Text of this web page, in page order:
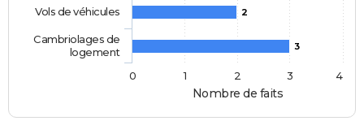
Nombre de faits
2
3
Vols de véhicules
Cambriolages de
logement
0
1 2 3 4